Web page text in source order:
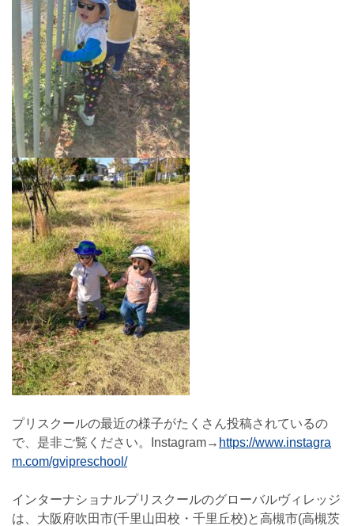
プリスクールの最近の様子がたくさん投稿されているの
で、是非ご覧ください。Instagram→ https://www.instagra
m.com/gvipreschool/
インターナショナルプリスクールのグローバルヴィレッジ
は、大阪府吹田市(千里山田校・千里丘校)と高槻市(高槻茨